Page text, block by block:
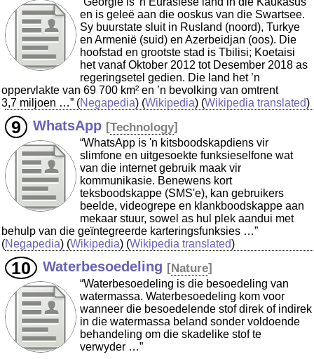
en is geleë aan die ooskus van die Swartsee.
Sy buurstate sluit in Rusland (noord), Turkye
en Armenië (suid) en Azerbeidjan (oos). Die
hoofstad en grootste stad is Tbilisi; Koetaisi
het vanaf Oktober 2012 tot Desember 2018 as
regeringsetel gedien. Die land het ’n
oppervlakte van 69 700 km² en ’n bevolking van omtrent
3,7 miljoen …” (Negapedia) (Wikipedia) (Wikipedia translated)
WhatsApp [Technology]
“WhatsApp is 'n kitsboodskapdiens vir
slimfone en uitgesoekte funksieselfone wat
van die internet gebruik maak vir
kommunikasie. Benewens kort
teksboodskappe (SMS'e), kan gebruikers
beelde, videogrepe en klankboodskappe aan
mekaar stuur, sowel as hul plek aandui met
behulp van die geïntegreerde karteringsfunksies …”
(Negapedia) (Wikipedia) (Wikipedia translated)
Waterbesoedeling [Nature]
“Waterbesoedeling is die besoedeling van
watermassa. Waterbesoedeling kom voor
wanneer die besoedelende stof direk of indirek
in die watermassa beland sonder voldoende
behandeling om die skadelike stof te
verwyder …”